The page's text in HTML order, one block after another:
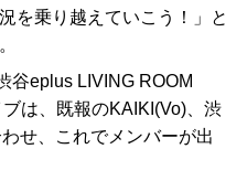
を乗り越えていこう！」と
谷eplus LIVING ROOM
は、既報のKAIKI(Vo)、渋
せ、これでメンバーが出